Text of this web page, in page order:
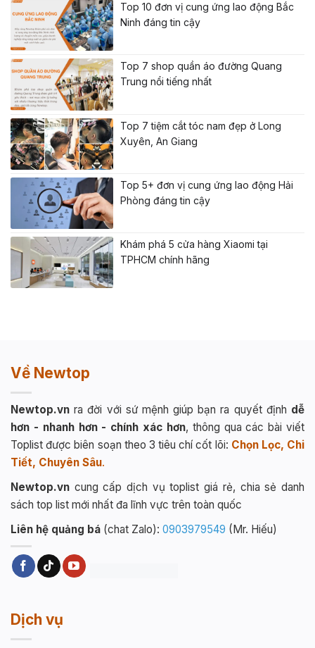
Top 10 đơn vị cung ứng lao động Bắc
Ninh đáng tin cậy
Top 7 shop quần áo đường Quang
Trung nổi tiếng nhất
Top 7 tiệm cắt tóc nam đẹp ở Long
Xuyên, An Giang
Top 5+ đơn vị cung ứng lao động Hải
Phòng đáng tin cậy
Khám phá 5 cửa hàng Xiaomi tại
TPHCM chính hãng
Về Newtop
Newtop.vn ra đời với sứ mệnh giúp bạn ra quyết định dễ
hơn - nhanh hơn - chính xác hơn, thông qua các bài viết
Toplist được biên soạn theo 3 tiêu chí cốt lõi: Chọn Lọc, Chi
Tiết, Chuyên Sâu.
Newtop.vn cung cấp dịch vụ toplist giá rẻ, chia sẻ danh
sách top list mới nhất đa lĩnh vực trên toàn quốc
Liên hệ quảng bá (chat Zalo): 0903979549 (Mr. Hiếu)
Dịch vụ